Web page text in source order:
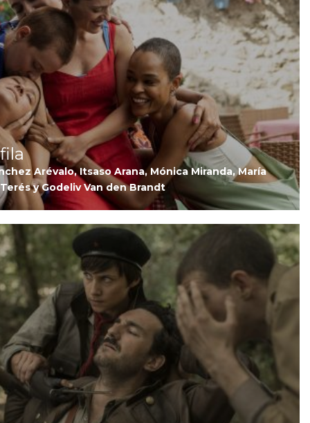
Arévalo, Itsaso Arana, Mónica Miranda, María
y Godeliv Van den Brandt